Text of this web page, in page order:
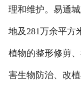
理和维护。易通
地及281万余平方
植物的整形修剪
害生物防治、改